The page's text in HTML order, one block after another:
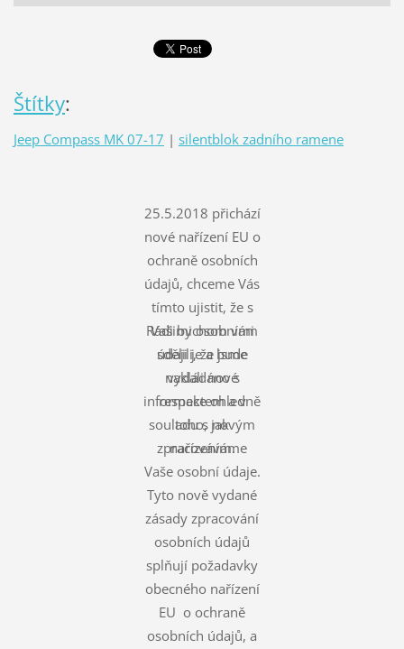
Štítky:
Jeep Compass MK 07-17 | silentblok zadního ramene
25.5.2018 přichází
nové nařízení EU o
ochraně osobních
údajů, chceme Vás
tímto ujistit, že s
Vašimi osobními
údaji je a bude
nakládáno s
respektem a v
souladu s novým
nařízením.
Rádi bychom vám
sdělili, že jsme
vydali nové
informace ohledně
toho, jak
zpracováváme
Vaše osobní údaje.
Tyto nově vydané
zásady zpracování
osobních údajů
splňují požadavky
obecného nařízení
EU o ochraně
osobních údajů, a